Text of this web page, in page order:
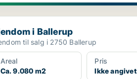
i Ballerup
i Ballerup
til salg i 2750 Ballerup
Areal
Ca. 9.080 m2
Pris
Ikke angivet